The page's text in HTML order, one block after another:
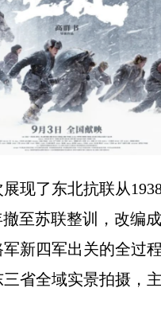
现了东北抗联从
至苏联整训，改编
新四军出关的全过
省全域实景拍摄，